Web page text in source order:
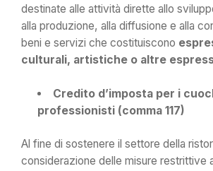
destinate alle attività dirette allo
alla produzione, alla diffusione e alla
beni e servizi che costituiscono
culturali, artistiche o altre
Credito d’imposta per i
professionisti (comma 117)
Al fine di sostenere il settore della
considerazione delle misure restrittive